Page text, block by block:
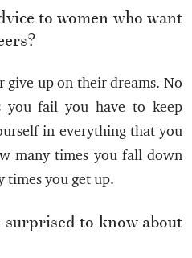
to women who want
up on their dreams. No
you fail you have to keep
in everything that you
many times you fall down
times you get up.
surprised to know about